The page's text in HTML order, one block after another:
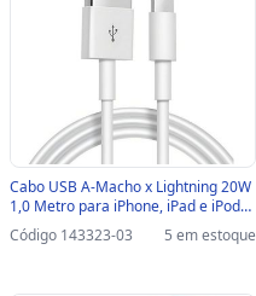
Cabo USB A-Macho x Lightning 20W
1,0 Metro para iPhone, iPad e iPod
X-Cell - XC-CD-159-SINOP-03 - XC-
CD-159
Código 143323-03 5 em estoque